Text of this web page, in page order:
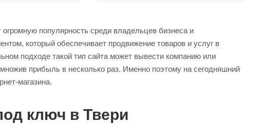
популярность среди владельцев бизнеса и
который обеспечивает продвижение товаров и услуг в
подходе такой тип сайта может вывести компанию или
прибыль в несколько раз. Именно поэтому на сегодняшний
магазина.
ключ в Твери